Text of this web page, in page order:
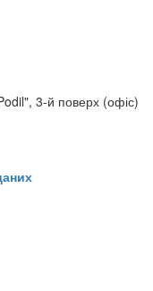
3-й поверх (офіс)